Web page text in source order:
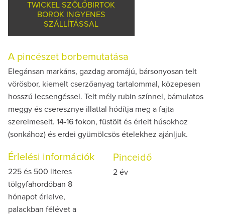
TWICKEL SZŐLŐBIRTOK
BOROK INGYENES
SZÁLLÍTÁSSAL
A pincészet borbemutatása
Elegánsan markáns, gazdag aromájú, bársonyosan telt
vörösbor, kiemelt cserzőanyag tartalommal, közepesen
hosszú lecsengéssel. Telt mély rubin színnel, bámulatos
meggy és cseresznye illattal hódítja meg a fajta
szerelmeseit. 14-16 fokon, füstölt és érlelt húsokhoz
(sonkához) és erdei gyümölcsös ételekhez ajánljuk.
Érlelési információk
225 és 500 literes
tölgyfahordóban 8
hónapot érlelve,
palackban félévet a
Pinceidő
2 év